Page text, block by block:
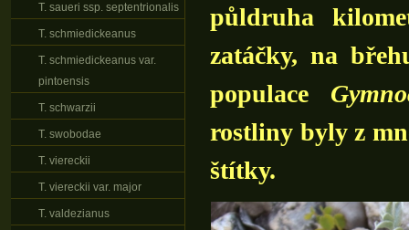
půldruha
zatáčky, na
populace
rostliny byly z
štítky.
T. saueri ssp. septentrionalis
T. schmiedickeanus
T. schmiedickeanus var.
pintoensis
T. schwarzii
T. swobodae
T. viereckii
T. viereckii var. major
T. valdezianus